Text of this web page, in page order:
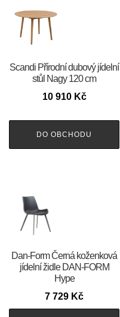
Scandi Přírodní dubový jídelní
stůl Nagy 120 cm
10 910 Kč
DO OBCHODU
​​​​​Dan-Form Černá koženková
jídelní židle DAN-FORM
Hype
7 729 Kč